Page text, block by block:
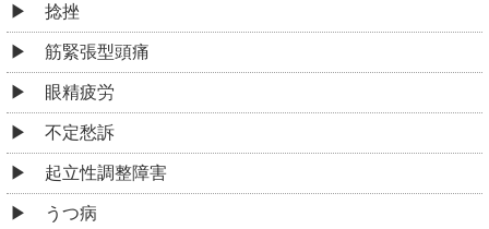
捻挫
筋緊張型頭痛
眼精疲労
不定愁訴
起立性調整障害
うつ病